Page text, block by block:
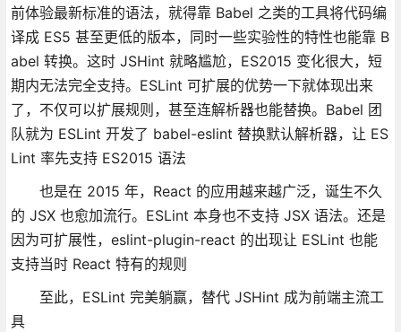
前体验最新标准的语法，就得靠 Babel 之类的工具将代码编
译成 ES5 甚至更低的版本，同时一些实验性的特性也能靠 B
abel 转换。这时 JSHint 就略尴尬，ES2015 变化很大，短
期内无法完全支持。ESLint 可扩展的优势一下就体现出来
了，不仅可以扩展规则，甚至连解析器也能替换。Babel 团
队就为 ESLint 开发了 babel-eslint 替换默认解析器，让 ES
Lint 率先支持 ES2015 语法
也是在 2015 年，React 的应用越来越广泛，诞生不久
的 JSX 也愈加流行。ESLint 本身也不支持 JSX 语法。还是
因为可扩展性，eslint-plugin-react 的出现让 ESLint 也能
支持当时 React 特有的规则
至此，ESLint 完美躺赢，替代 JSHint 成为前端主流工
具